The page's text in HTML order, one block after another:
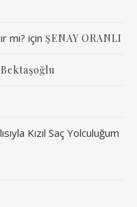
mı? için ŞENAY ORANLI
Kızıl Saç Yolculuğum